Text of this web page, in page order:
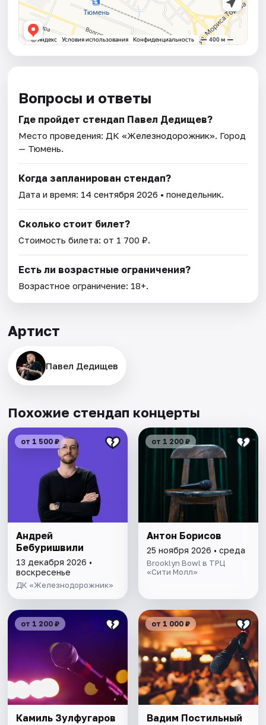
Вопросы и ответы
Где пройдет стендап Павел Дедищев?
Место проведения: ДК «Железнодорожник». Город
— Тюмень.
Когда запланирован стендап?
Дата и время: 14 сентября 2026 • понедельник.
Сколько стоит билет?
Стоимость билета: от 1 700 ₽.
Есть ли возрастные ограничения?
Возрастное ограничение: 18+.
Артист
Павел Дедищев
Похожие стендап концерты
от 1 500 ₽
Андрей
Бебуришвили
13 декабря 2026 •
воскресенье
ДК «Железнодорожник»
от 1 200 ₽
Антон Борисов
25 ноября 2026 • среда
Brooklyn Bowl в ТРЦ
«Сити Молл»
от 1 200 ₽
Камиль Зулфугаров
от 1 000 ₽
Вадим Постильный